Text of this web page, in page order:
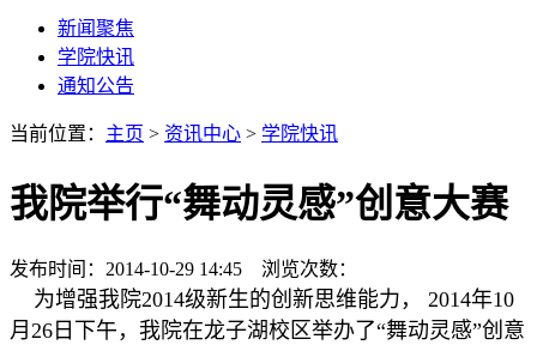
新闻聚焦
学院快讯
通知公告
当前位置： 主页 > 资讯中心 > 学院快讯
我院举行“舞动灵感”创意大赛
发布时间：2014-10-29 14:45 浏览次数：
为增强我院2014级新生的创新思维能力， 2014年10
月26日下午，我院在龙子湖校区举办了“舞动灵感”创意